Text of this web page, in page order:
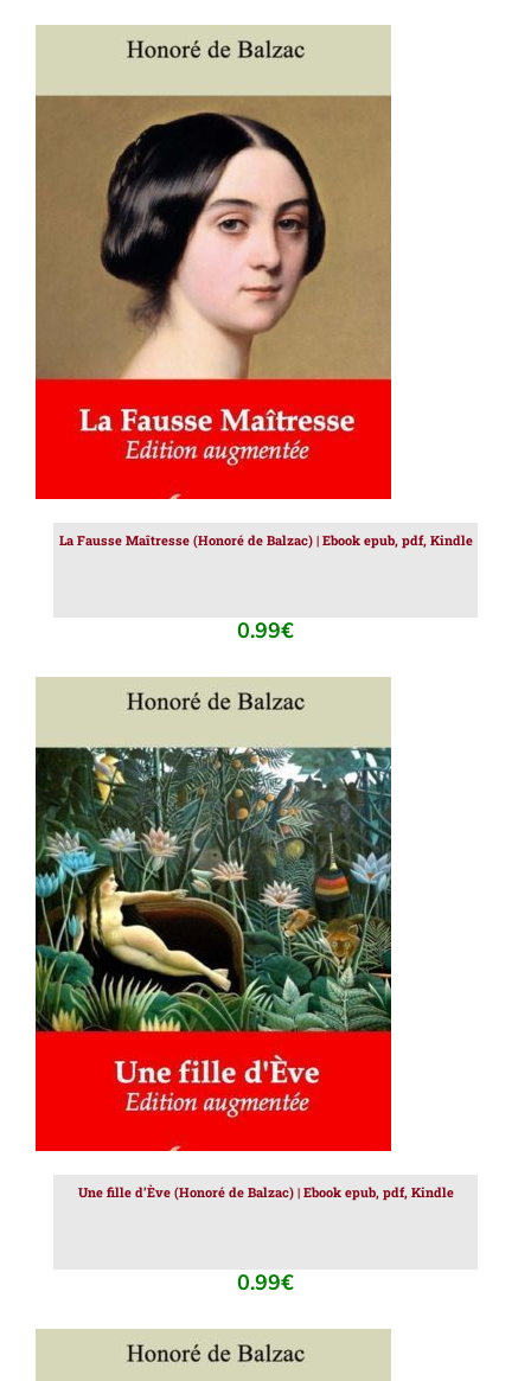
AJOUTER AU PANIER / DÉTAILS
La Fausse Maîtresse (Honoré de Balzac) | Ebook epub, pdf, Kindle
0.99€
AJOUTER AU PANIER / DÉTAILS
Une fille d’Ève (Honoré de Balzac) | Ebook epub, pdf, Kindle
0.99€